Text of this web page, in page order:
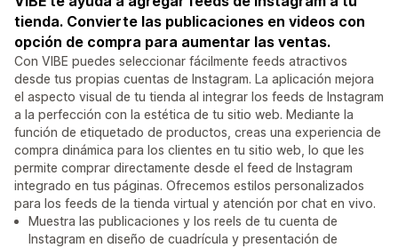
tienda. Convierte las publicaciones en videos con
opción de compra para aumentar las ventas.
Con VIBE puedes seleccionar fácilmente feeds atractivos
desde tus propias cuentas de Instagram. La aplicación mejora
el aspecto visual de tu tienda al integrar los feeds de Instagram
a la perfección con la estética de tu sitio web. Mediante la
función de etiquetado de productos, creas una experiencia de
compra dinámica para los clientes en tu sitio web, lo que les
permite comprar directamente desde el feed de Instagram
integrado en tus páginas. Ofrecemos estilos personalizados
para los feeds de la tienda virtual y atención por chat en vivo.
Muestra las publicaciones y los reels de tu cuenta de
Instagram en diseño de cuadrícula y presentación de